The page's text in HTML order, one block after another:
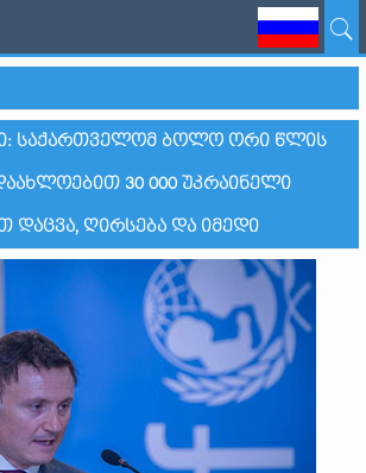
ᲡᲐᲥᲐᲠᲗᲕᲔᲚᲝᲛ ᲑᲝᲚᲝ ᲝᲠᲘ ᲬᲚᲘᲡ
30 000 ᲣᲙᲠᲐᲘᲜᲔᲚᲘ
ᲓᲐᲪᲕᲐ, ᲦᲘᲠᲡᲔᲑᲐ ᲓᲐ ᲘᲛᲔᲓᲘ